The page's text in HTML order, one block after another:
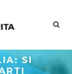
SI